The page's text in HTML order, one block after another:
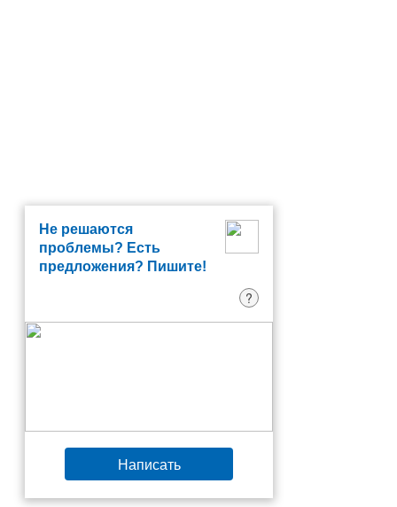
Не решаются
проблемы? Есть
предложения? Пишите!
?
Написать